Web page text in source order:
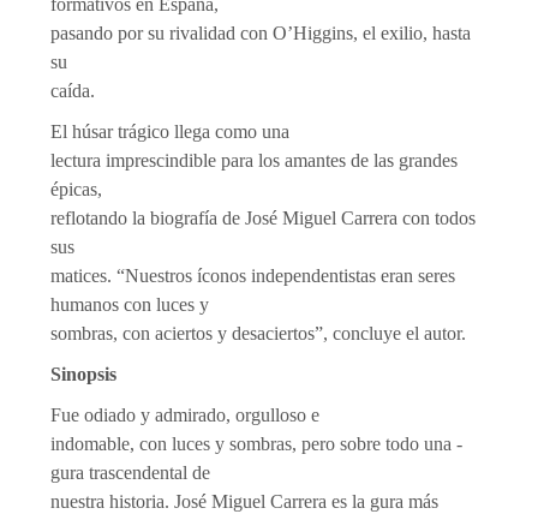
formativos en España,
pasando por su rivalidad con O’Higgins, el exilio, hasta
su
caída.
El húsar trágico llega como una
lectura imprescindible para los amantes de las grandes
épicas,
reflotando la biografía de José Miguel Carrera con todos
sus
matices. “Nuestros íconos independentistas eran seres
humanos con luces y
sombras, con aciertos y desaciertos”, concluye el autor.
Sinopsis
Fue odiado y admirado, orgulloso e
indomable, con luces y sombras, pero sobre todo una ­
gura trascendental de
nuestra historia. José Miguel Carrera es la ­gura más